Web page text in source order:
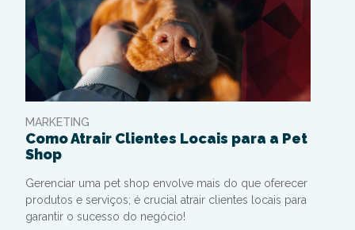
MARKETING
Como Atrair Clientes Locais para a Pet
Shop
Gerenciar uma pet shop envolve mais do que oferecer
produtos e serviços; é crucial atrair clientes locais para
garantir o sucesso do negócio!